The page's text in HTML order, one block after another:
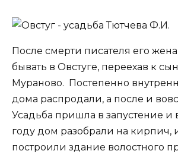
После смерти писателя его
бывать в Овстуге, переехав к
Мураново. Постепенно
дома распродали, а после и
Усадьба пришла в запустение и
году дом разобрали на кирпич,
построили здание волостного